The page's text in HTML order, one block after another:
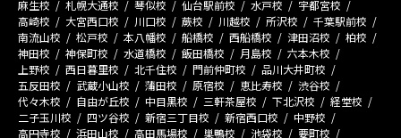
麻生校 札幌大通校 琴似校 仙台駅前校 水戸校
宇都宮校
高崎校
大宮西口校 川口校 蕨校 川越校 所沢校
千葉駅前校
南流山校
松戸校 本八幡校 船橋校 西船橋校 津田沼校
柏校
神田校
神保町校 水道橋校 飯田橋校 月島校
六本木校
上野校
西日暮里校 北千住校 門前仲町校
品川大井町校
五反田校
武蔵小山校 蒲田校 原宿校 恵比寿校
渋谷校
代々木校
自由が丘校 中目黒校 三軒茶屋校 下北沢校
経堂校
二子玉川校
四ツ谷校 新宿三丁目校 新宿西口校
中野校
高円寺校
浜田山校 高田馬場校 巣鴨校 池袋校
要町校